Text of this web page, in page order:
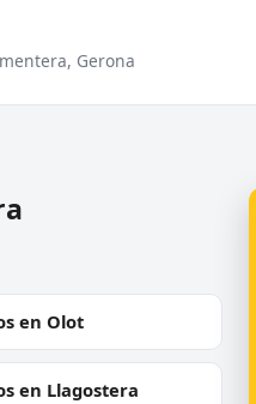
Gerona
en Olot
en Llagostera